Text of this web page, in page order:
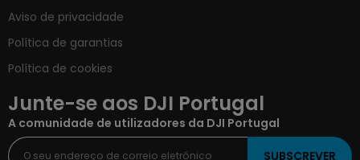
Aviso de privacidade
Política de garantias
Política de cookies
Junte-se aos DJI Portugal
A comunidade de utilizadores da DJI Portugal
SUBSCREVER